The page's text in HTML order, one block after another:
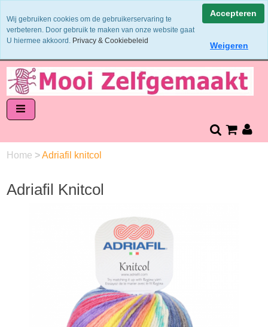
Garens worden uit 1 verfbad verzonden
Veilig online betalen of zelf overschrijven
Home > Adriafil knitcol
Adriafil Knitcol
Wij gebruiken cookies om de gebruikerservaring te
verbeteren. Door gebruik te maken van onze website gaat
U hiermee akkoord. Privacy & Cookiebeleid
Accepteren
Weigeren